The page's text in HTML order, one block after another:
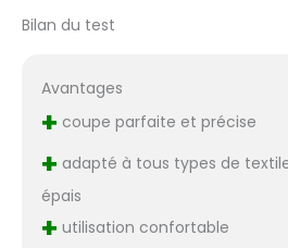
Bilan du test
Avantages
+ coupe parfaite et précise
+ adapté à tous types de
épais
+ utilisation confortable